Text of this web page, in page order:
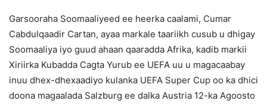
Garsooraha Soomaaliyeed ee heerka caalami, Cumar
Cabdulqaadir Cartan, ayaa markale taariikh cusub u dhigay
Soomaaliya iyo guud ahaan qaaradda Afrika, kadib markii
Xiriirka Kubadda Cagta Yurub ee UEFA uu u magacaabay
inuu dhex-dhexaadiyo kulanka UEFA Super Cup oo ka dhici
doona magaalada Salzburg ee dalka Austria 12-ka Agoosto